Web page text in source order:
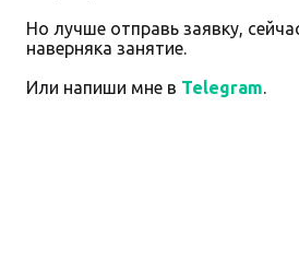
Но лучше отправь заявку,
наверняка занятие.
Или напиши мне в Telegram.